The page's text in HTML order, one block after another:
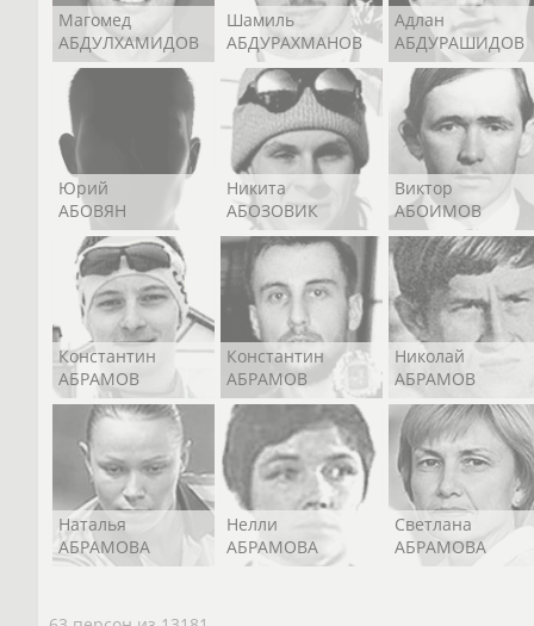
Магомед
АБДУЛХАМИДОВ
Шамиль
АБДУРАХМАНОВ
Адлан
АБДУРАШИДОВ
Юрий
АБОВЯН
Никита
АБОЗОВИК
Виктор
АБОИМОВ
Константин
АБРАМОВ
Константин
АБРАМОВ
Николай
АБРАМОВ
Наталья
АБРАМОВА
Нелли
АБРАМОВА
Светлана
АБРАМОВА